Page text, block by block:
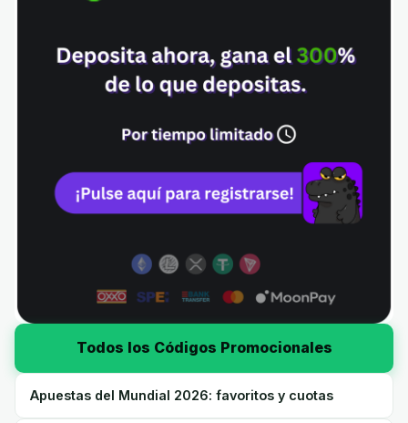
Todos los Códigos Promocionales
Apuestas del Mundial 2026: favoritos y cuotas